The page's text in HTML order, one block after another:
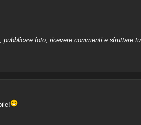
foto, ricevere commenti e sfruttare